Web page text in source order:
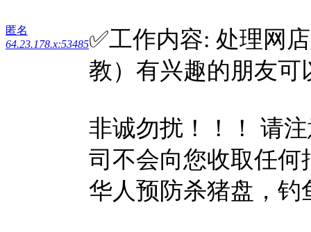
匿名
64.23.178.x:53485✅工作内容: 处理网
教）有兴趣的朋友可
非诚勿扰！！！ 请
司不会向您收取任
华人预防杀猪盘，